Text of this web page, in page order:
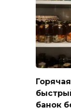
банок